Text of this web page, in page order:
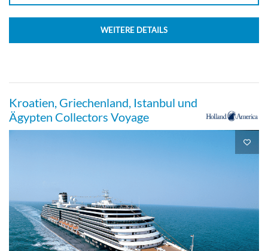
Deck Rotterdam
Veranda Kabine-[VE]
Veranda Kabine-[VF]
WEITERE DETAILS
Kroatien, Griechenland, Istanbul und
Ägypten Collectors Voyage